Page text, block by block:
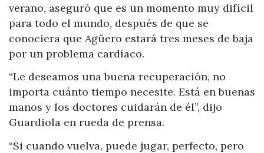
verano, aseguró que es un momento muy difícil
para todo el mundo, después de que se
conociera que Agüero estará tres meses de baja
por un problema cardíaco.
“Le deseamos una buena recuperación, no
importa cuánto tiempo necesite. Está en buenas
manos y los doctores cuidarán de él”, dijo
Guardiola en rueda de prensa.
“Si cuando vuelva, puede jugar, perfecto, pero